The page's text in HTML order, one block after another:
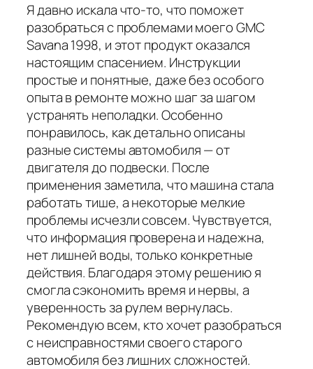
Я давно искала что-то, что поможет
разобраться с проблемами моего GMC
Savana 1998, и этот продукт оказался
настоящим спасением. Инструкции
простые и понятные, даже без особого
опыта в ремонте можно шаг за шагом
устранять неполадки. Особенно
понравилось, как детально описаны
разные системы автомобиля — от
двигателя до подвески. После
применения заметила, что машина стала
работать тише, а некоторые мелкие
проблемы исчезли совсем. Чувствуется,
что информация проверена и надежна,
нет лишней воды, только конкретные
действия. Благодаря этому решению я
смогла сэкономить время и нервы, а
уверенность за рулем вернулась.
Рекомендую всем, кто хочет разобраться
с неисправностями своего старого
автомобиля без лишних сложностей.